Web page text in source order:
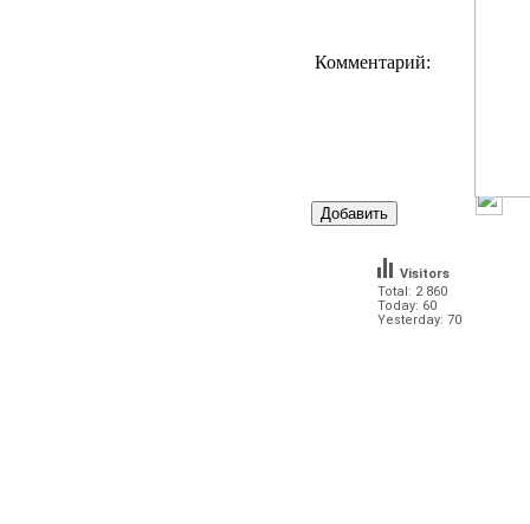
Комментарий:
Total: 2 860
Today: 60
Yesterday: 70
Visitors